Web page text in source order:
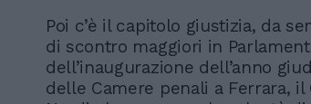
Poi c’è il capitolo giustizia, da
di scontro maggiori in
dell’inaugurazione dell’anno
delle Camere penali a Ferrara, il